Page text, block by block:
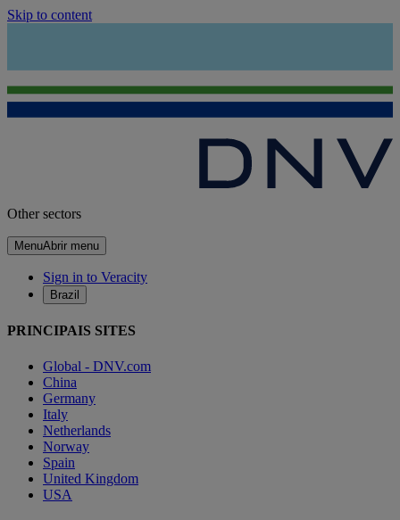
Skip to content
Other sectors
MenuAbrir menu
Sign in to Veracity
Brazil
PRINCIPAIS SITES
Global - DNV.com
China
Germany
Italy
Netherlands
Norway
Spain
United Kingdom
USA